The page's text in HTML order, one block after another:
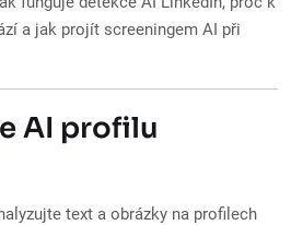
a jak projít screeningem AI při
AI profilu
text a obrázky na profilech